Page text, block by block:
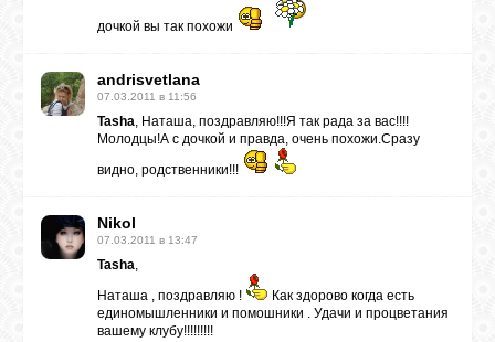
дочкой вы так похожи
andrisvetlana
07.03.2011 в 11:56
Tasha, Наташа, поздравляю!!!Я так рада за вас!!!!
Молодцы!А с дочкой и правда, очень похожи.Сразу
видно, родственники!!!
Nikol
07.03.2011 в 13:47
Tasha,
Наташа , поздравляю !
Как здорово когда есть
единомышленники и помошники . Удачи и процветания
вашему клубу!!!!!!!!!